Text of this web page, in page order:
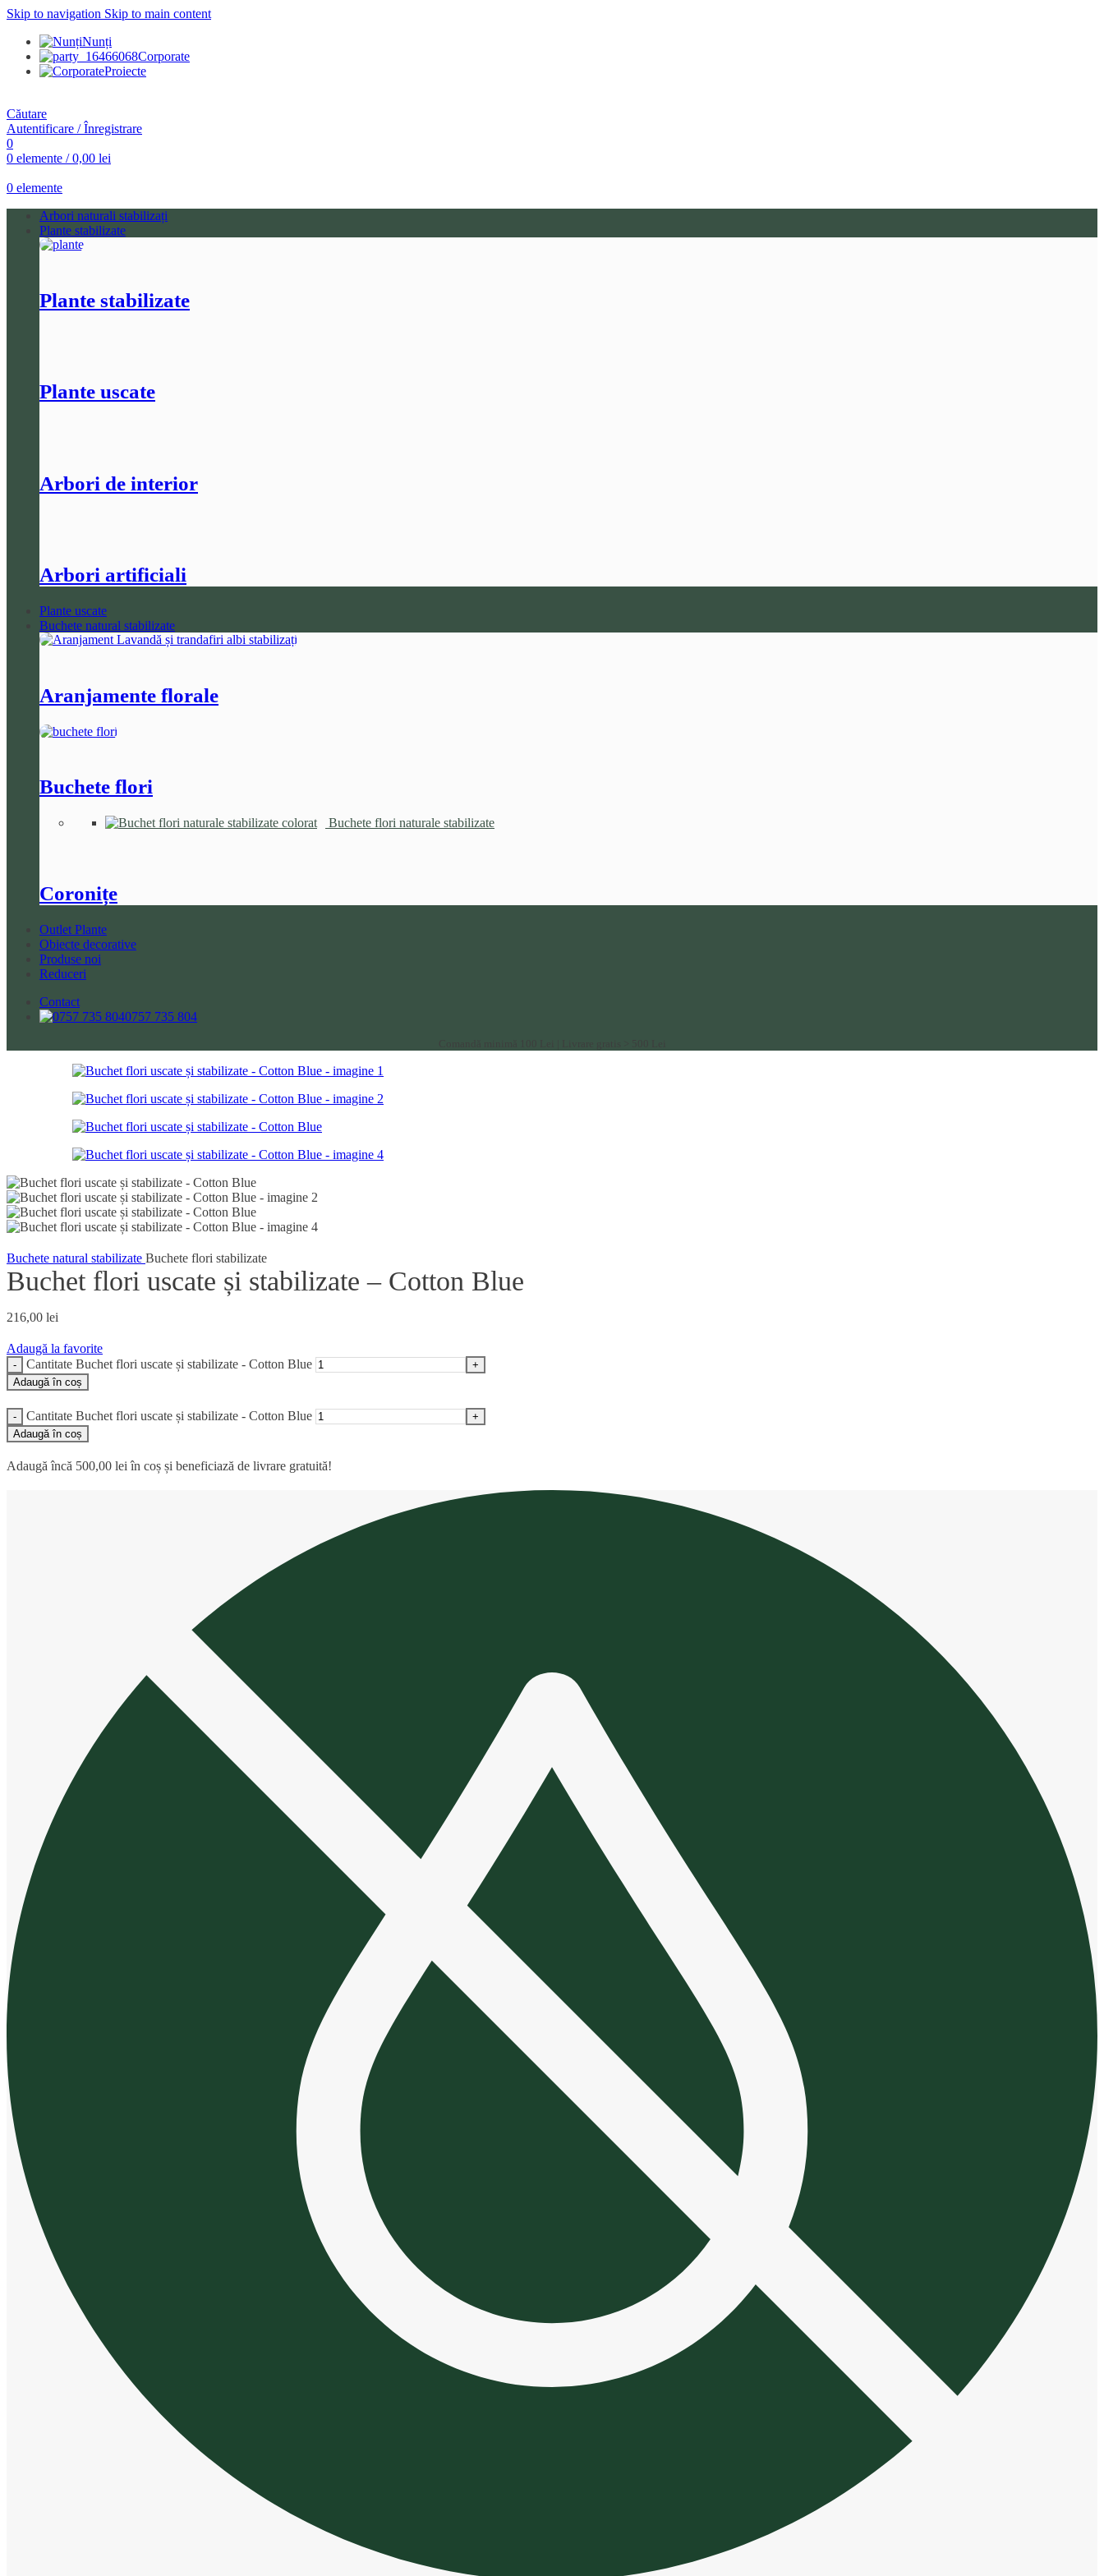
Skip to navigation Skip to main content
Nunți
Corporate
Proiecte
Căutare
Autentificare / Înregistrare
0
0 elemente / 0,00 lei
0 elemente
Arbori naturali stabilizați
Plante stabilizate
Plante stabilizate
Plante uscate
Arbori de interior
Arbori artificiali
Plante uscate
Buchete natural stabilizate
Aranjamente florale
Buchete flori
Buchete flori naturale stabilizate
Coronițe
Outlet Plante
Obiecte decorative
Produse noi
Reduceri
Contact
0757 735 804
Buchete natural stabilizate Buchete flori stabilizate
Buchet flori uscate și stabilizate – Cotton Blue
216,00 lei
Adaugă la favorite
Cantitate Buchet flori uscate și stabilizate - Cotton Blue
Adaugă în coș
Cantitate Buchet flori uscate și stabilizate - Cotton Blue
Adaugă în coș
Adaugă încă 500,00 lei în coș și beneficiază de livrare gratuită!